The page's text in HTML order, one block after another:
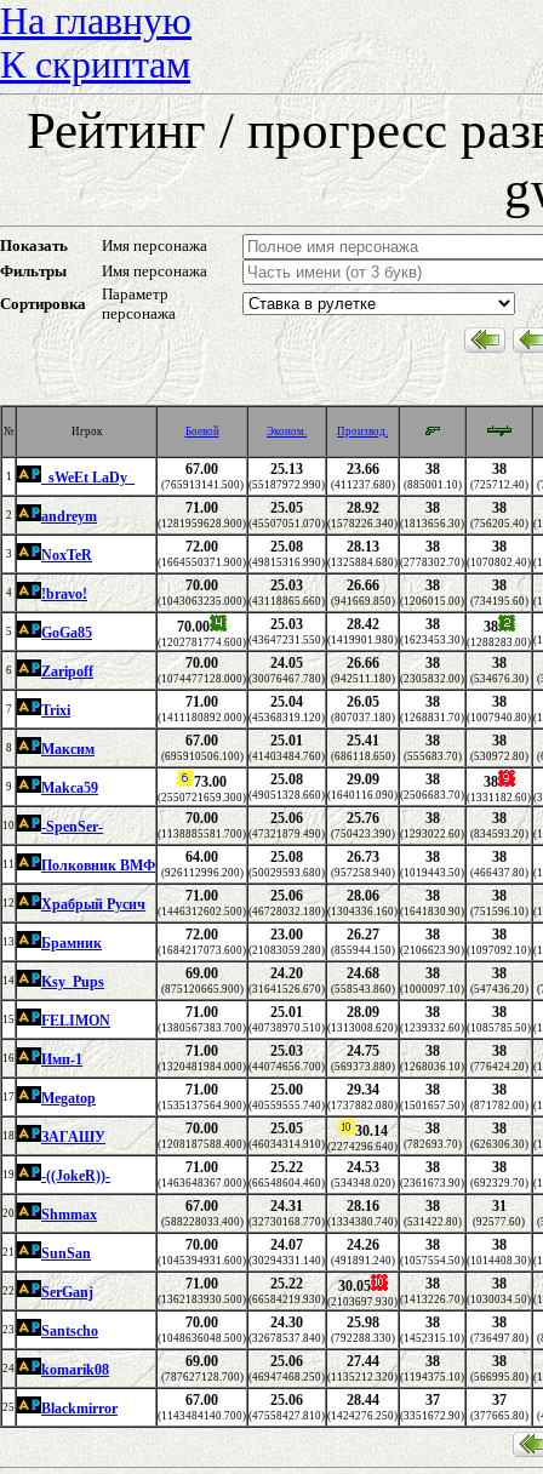
На главную
К скриптам
Рейтинг / прогресс
Показать
Имя персонажа
Фильтры
Имя персонажа
Сортировка
Параметр
персонажа
№ Игрок Боевой Эконом. Производ.
1 _sWeEt LaDy_ 67.00
(765913141.500)
25.13
(55187972.990)
23.66
(411237.680)
38
(885001.10)
38
(725712.40)
2 andreym 71.00
(1281959628.900)
25.05
(45507051.070)
28.92
(1578226.340)
38
(1813656.30)
38
(756205.40)
3 NoxTeR 72.00
(1664550371.900)
25.08
(49815316.990)
28.13
(1325884.680)
38
(2778302.70)
38
(1070802.40)
4 !bravo! 70.00
(1043063235.000)
25.03
(43118865.660)
26.66
(941669.850)
38
(1206015.00)
38
(734195.60)
5 GoGa85 70.00
(1202781774.600)
25.03
(43647231.550)
28.42
(1419901.980)
38
(1623453.30)
38
(1288283.00)
6 Zaripoff 70.00
(1074477128.000)
24.05
(30076467.780)
26.66
(942511.180)
38
(2305832.00)
38
(534676.30)
7 Trixi 71.00
(1411180892.000)
25.04
(45368319.120)
26.05
(807037.180)
38
(1268831.70)
38
(1007940.80)
8 Максим 67.00
(695910506.100)
25.01
(41403484.760)
25.41
(686118.650)
38
(555683.70)
38
(530972.80)
9 Makca59 73.00
(2550721659.300)
25.08
(49051328.660)
29.09
(1640116.090)
38
(2506683.70)
38
(1331182.60)
10 -SpenSer- 70.00
(1138885581.700)
25.06
(47321879.490)
25.76
(750423.390)
38
(1293022.60)
38
(834593.20)
11 Полковник ВМФ 64.00
(926112996.200)
25.08
(50029593.680)
26.73
(957258.940)
38
(1019443.50)
38
(466437.80)
12 Храбрый Русич 71.00
(1446312602.500)
25.06
(46728032.180)
28.06
(1304336.160)
38
(1641830.90)
38
(751596.10)
13 Брамник 72.00
(1684217073.600)
23.00
(21083059.280)
26.27
(855944.150)
38
(2106623.90)
38
(1097092.10)
14 Ksy_Pups 69.00
(875120665.900)
24.20
(31641526.670)
24.68
(558543.860)
38
(1000097.10)
38
(547436.20)
15 FELIMON 71.00
(1380567383.700)
25.01
(40738970.510)
28.09
(1313008.620)
38
(1239332.60)
38
(1085785.50)
16 Имп-1 71.00
(1320481984.000)
25.03
(44074656.700)
24.75
(569373.880)
38
(1268036.10)
38
(776424.20)
17 Megatop 71.00
(1535137564.900)
25.00
(40559555.740)
29.34
(1737882.080)
38
(1501657.50)
38
(871782.00)
18 ЗАГАШУ 70.00
(1208187588.400)
25.05
(46034314.910)
30.14
(2274296.640)
38
(782693.70)
38
(626306.30)
19 -((JokeR))- 71.00
(1463648367.000)
25.22
(66548604.460)
24.53
(534348.020)
38
(2361673.90)
38
(692329.70)
20 Shmmax 67.00
(588228033.400)
24.31
(32730168.770)
28.16
(1334380.740)
38
(531422.80)
31
(92577.60)
21 SunSan 70.00
(1045394931.600)
24.07
(30294331.140)
24.26
(491891.240)
38
(1057554.50)
38
(1014408.30)
22 SerGanj 71.00
(1362183930.500)
25.22
(66584219.930)
30.05
(2103697.930)
38
(1413226.70)
38
(1030034.50)
23 Santscho 70.00
(1048636048.500)
24.30
(32678537.840)
25.98
(792288.330)
38
(1452315.10)
38
(736497.80)
24 komarik08 69.00
(787627128.700)
25.06
(46947468.250)
27.44
(1135212.320)
38
(1194375.10)
38
(566995.80)
25 Blackmirror 67.00
(1143484140.700)
25.06
(47558427.810)
28.44
(1424276.250)
37
(3351672.90)
37
(377665.80)